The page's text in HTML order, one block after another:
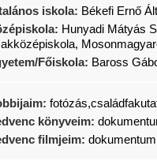
iskola: Békefi Ernő
Hunyadi Mátyás
Főiskola: Baross
könyveim:
filmjeim: